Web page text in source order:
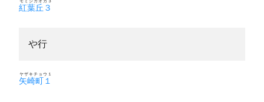
紅葉丘３
や行
矢崎町１
ヤザキチョウ１